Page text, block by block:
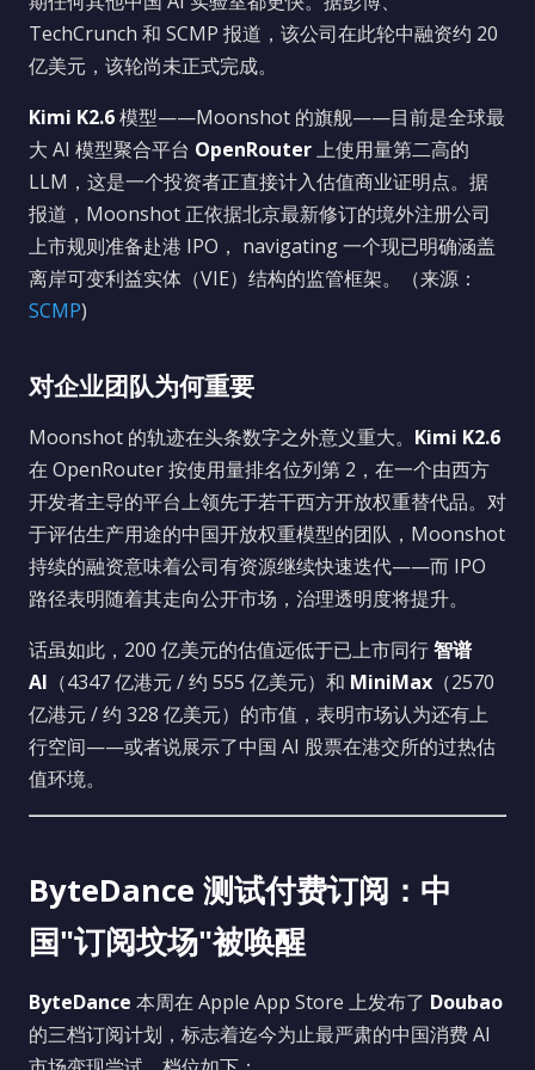
TechCrunch 和 SCMP 报道，该公司在此轮中融资约 20
亿美元，该轮尚未正式完成。
Kimi K2.6模型——Moonshot 的旗舰——目前是全球最
大 AI 模型聚合平台 OpenRouter上使用量第二高的
LLM，这是一个投资者正直接计入估值商业证明点。据
报道，Moonshot 正依据北京最新修订的境外注册公司
上市规则准备赴港 IPO， navigating 一个现已明确涵盖
离岸可变利益实体（VIE）结构的监管框架。（来源：
SCMP)
对企业团队为何重要
Moonshot 的轨迹在头条数字之外意义重大。 Kimi K2.6
在 OpenRouter 按使用量排名位列第 2，在一个由西方
开发者主导的平台上领先于若干西方开放权重替代品。对
于评估生产用途的中国开放权重模型的团队，Moonshot
持续的融资意味着公司有资源继续快速迭代——而 IPO
路径表明随着其走向公开市场，治理透明度将提升。
话虽如此，200 亿美元的估值远低于已上市同行智谱
AI （4347 亿港元 / 约 555 亿美元）和 MiniMax （2570
亿港元 / 约 328 亿美元）的市值，表明市场认为还有上
行空间——或者说展示了中国 AI 股票在港交所的过热估
值环境。
ByteDance 测试付费订阅：中
国"订阅坟场"被唤醒
ByteDance 本周在 Apple App Store 上发布了 Doubao
的三档订阅计划，标志着迄今为止最严肃的中国消费 AI